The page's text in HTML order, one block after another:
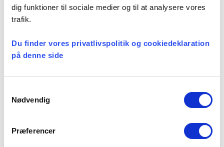
dig funktioner til sociale medier og til at analysere vores
trafik.
Du finder vores privatlivspolitik og cookiedeklaration
på denne side
Nødvendig
Præferencer
Seneste nyheder
Præsteforeningen
Et lille fald i ansøgere til